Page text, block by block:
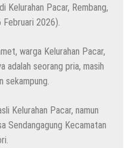
Kelurahan Pacar, Rembang,
Februari 2026).
warga Kelurahan Pacar,
adalah seorang pria, masih
sekampung.
Kelurahan Pacar, namun
Sendangagung Kecamatan